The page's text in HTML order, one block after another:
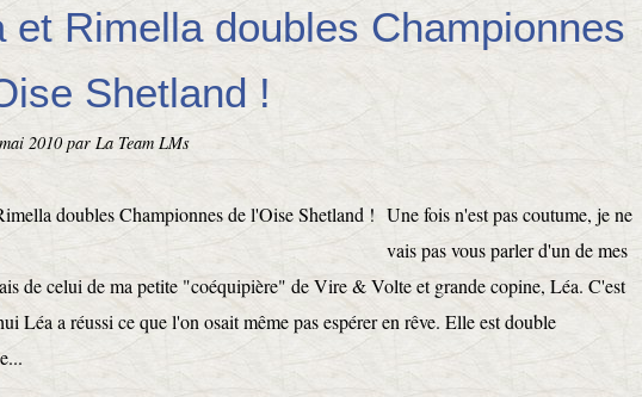
et Rimella doubles Championnes
Shetland !
2010 par La Team LMs
Une fois n'est pas coutume, je ne
vais pas vous parler d'un de mes
de celui de ma petite "coéquipière" de Vire & Volte et grande copine, Léa. C'est
Léa a réussi ce que l'on osait même pas espérer en rêve. Elle est double